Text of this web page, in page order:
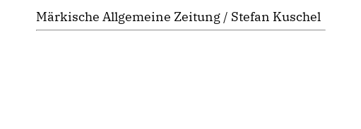
Märkische Allgemeine Zeitung / Stefan Kuschel